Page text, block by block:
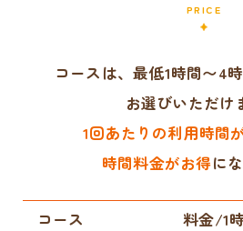
PRICE
コースは、最低1時間〜4
お選びいただけ
1回あたりの利用時間
時間料金がお得に
コース 料金/1